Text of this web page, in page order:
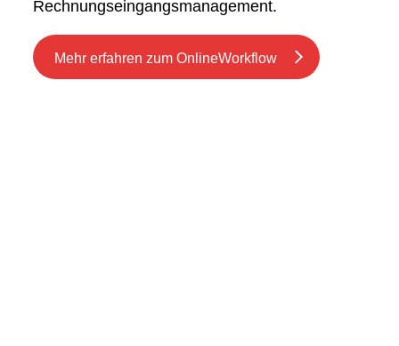
Rechnungseingangsmanagement.
Mehr erfahren zum OnlineWorkflow